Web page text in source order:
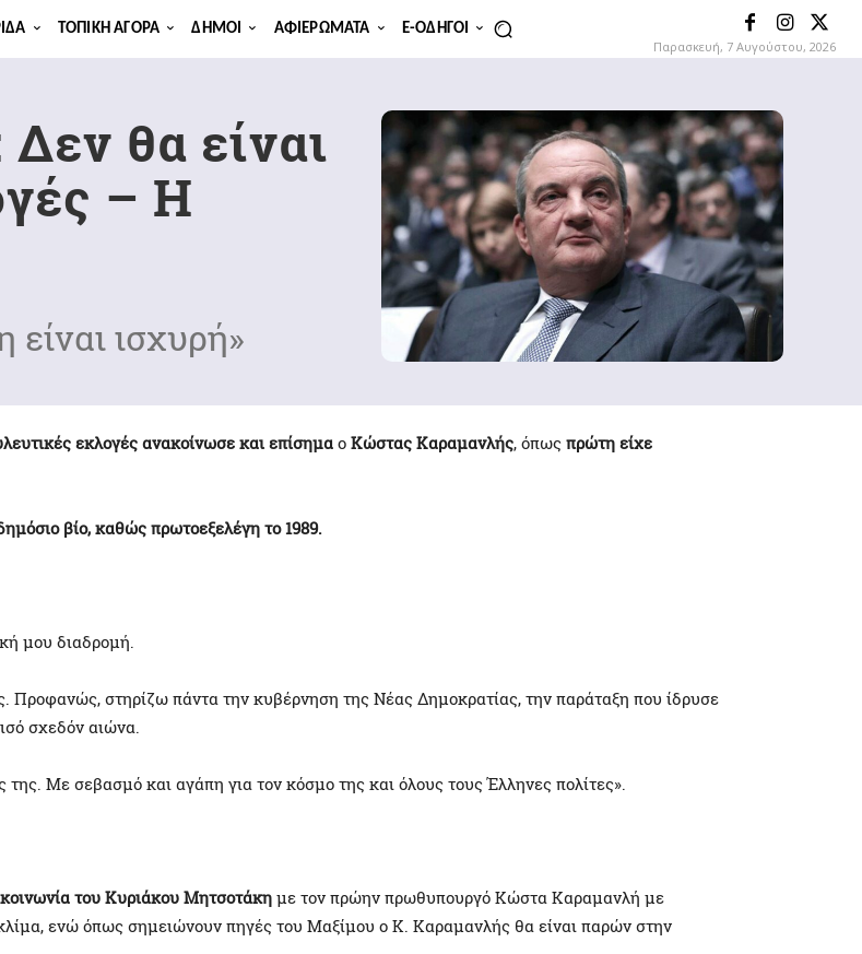
ΤΟΠΙΚΉ ΑΓΟΡΆ ΔΉΜΟΙ ΑΦΙΕΡΏΜΑΤΑ
E-ΟΔΗΓΟΊ
Παρασκευή, 7 Αυγούστου, 2026
θα είναι
– Η
ισχυρή»
εκλογές ανακοίνωσε και επίσημαο Κώστας Καραμανλής, όπως πρώτη είχε
βίο, καθώς πρωτοεξελέγη το 1989.
μου διαδρομή.
Προφανώς, στηρίζω πάντα την κυβέρνηση της Νέας Δημοκρατίας, την παράταξη που ίδρυσε
σχεδόν αιώνα.
της. Με σεβασμό και αγάπη για τον κόσμο της και όλους τους Έλληνες πολίτες».
του Κυριάκου Μητσοτάκη με τον πρώην πρωθυπουργό Κώστα Καραμανλή με
ενώ όπως σημειώνουν πηγές του Μαξίμου ο Κ. Καραμανλής θα είναι παρών στην